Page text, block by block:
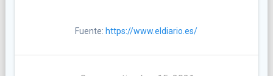
Fuente: https://www.eldiario.es/